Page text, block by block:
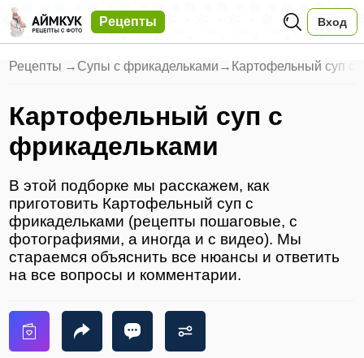
Рецепты Вход
Рецепты → Супы с фрикадельками → Картофельный суп с
Картофельный суп с
фрикадельками
В этой подборке мы расскажем, как
приготовить Картофельный суп с
фрикадельками (рецепты пошаговые, с
фотографиями, а иногда и с видео). Мы
стараемся объяснить все нюансы и ответить
на все вопросы и комментарии.